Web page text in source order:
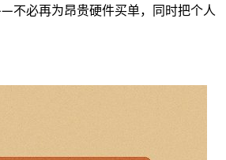
不必再为昂贵硬件买单，同时把个人